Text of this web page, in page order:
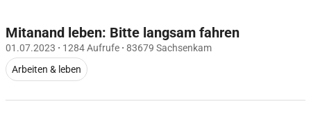
Mitanand leben: Bitte langsam fahren
01.07.2023 · 1284 Aufrufe · 83679 Sachsenkam
Arbeiten & leben